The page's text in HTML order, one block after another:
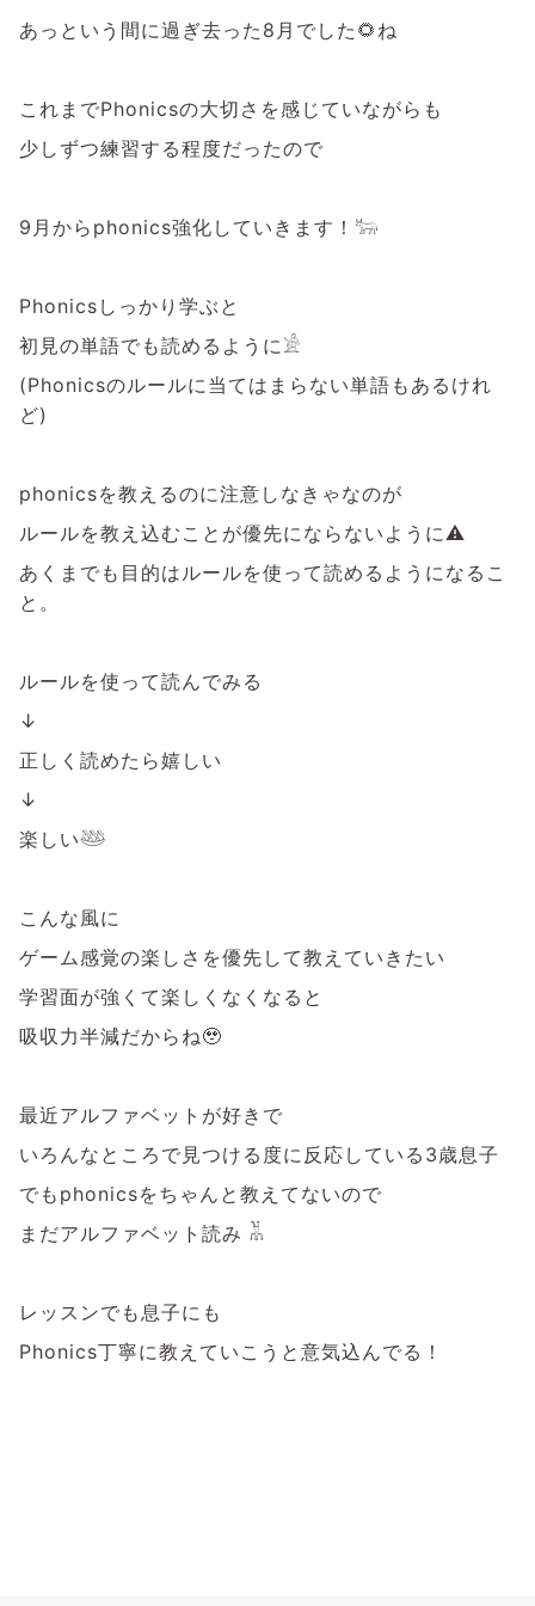
あっという間に過ぎ去った8月でした🌻ね
これまでPhonicsの大切さを感じていながらも
少しずつ練習する程度だったので
9月からphonics強化していきます！𓃒
Phonicsしっかり学ぶと
初見の単語でも読めるように𓀀
(Phonicsのルールに当てはまらない単語もあるけれ
ど)
phonicsを教えるのに注意しなきゃなのが
ルールを教え込むことが優先にならないように⚠️
あくまでも目的はルールを使って読めるようになるこ
と。
ルールを使って読んでみる
↓
正しく読めたら嬉しい
↓
楽しい𓅸
こんな風に
ゲーム感覚の楽しさを優先して教えていきたい
学習面が強くて楽しくなくなると
吸収力半減だからね🥹
最近アルファベットが好きで
いろんなところで見つける度に反応している3歳息子
でもphonicsをちゃんと教えてないので
まだアルファベット読み 𓀡
レッスンでも息子にも
Phonics丁寧に教えていこうと意気込んでる！